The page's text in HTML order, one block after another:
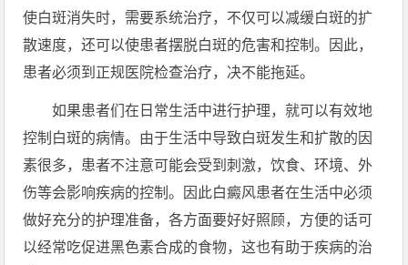
使白斑消失时，需要系统治疗，不仅可以减缓白斑的扩
散速度，还可以使患者摆脱白斑的危害和控制。因此，
患者必须到正规医院检查治疗，决不能拖延。
如果患者们在日常生活中进行护理，就可以有效地
控制白斑的病情。由于生活中导致白斑发生和扩散的因
素很多，患者不注意可能会受到刺激，饮食、环境、外
伤等会影响疾病的控制。因此白癜风患者在生活中必须
做好充分的护理准备，各方面要好好照顾，方便的话可
以经常吃促进黑色素合成的食物，这也有助于疾病的治